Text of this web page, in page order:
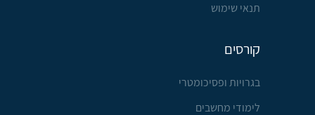
תנאי שימוש
קורסים
בגרויות ופסיכומטרי
לימודי מחשבים